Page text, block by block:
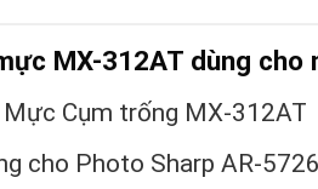
MX-312AT dùng cho
Mực Cụm trống MX-312AT
cho Photo Sharp AR-